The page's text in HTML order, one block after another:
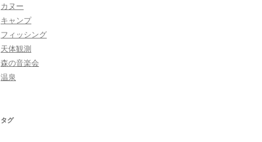
カヌー
キャンプ
フィッシング
天体観測
森の音楽会
温泉
タグ